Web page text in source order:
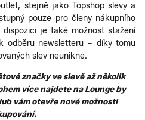
stejně jako Topshop slevy a
pouze pro členy nákupního
je také možnost stažení
odběru newsletteru – díky tomu
slev neunikne.
značky ve slevě až několik
více najdete na Lounge by
vám otevře nové možnosti